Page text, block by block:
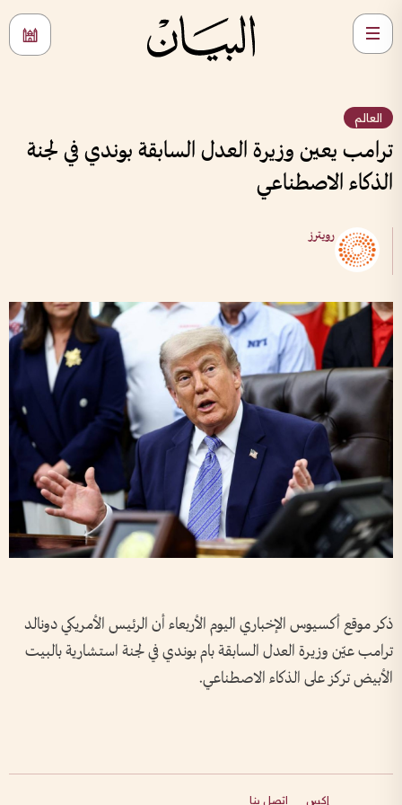
العالم
ترامب يعين وزيرة العدل السابقة بوندي في لجنة
الذكاء الاصطناعي
رويترز
ذكر موقع أكسيوس ⁠الإخباري اليوم الأربعاء أن ‌الرئيس الأمريكي ‌دونالد
ترامب عيّن ‌وزيرة ‌العدل السابقة ‌بام ​بوندي ‌في لجنة ​استشارية ⁠بالبيت ​
الأبيض ⁠تركز ⁠على ⁠الذكاء الاصطناعي.
إكس اتصل بنا